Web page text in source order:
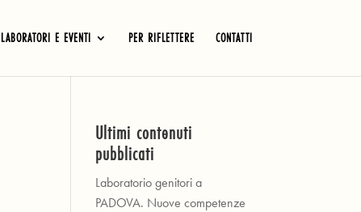
LABORATORI E EVENTI PER RIFLETTERE CONTATTI
Ultimi contenuti
pubblicati
Laboratorio genitori a
PADOVA. Nuove competenze